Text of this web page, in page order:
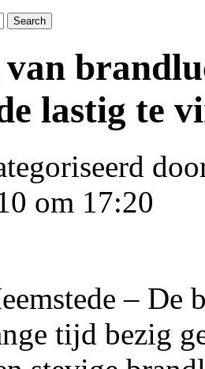
lastig te
om 17:20
– De
tijd bezig